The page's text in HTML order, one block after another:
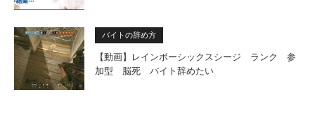
バイトの辞め方
【動画】レインボーシックスシージ ランク 参
加型 脳死 バイト辞めたい